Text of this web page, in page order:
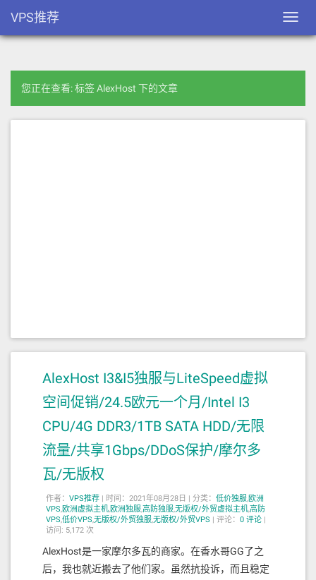
VPS推荐
您正在查看: 标签 AlexHost 下的文章
AlexHost I3&I5独服与LiteSpeed虚拟
空间促销/24.5欧元一个月/Intel I3
CPU/4G DDR3/1TB SATA HDD/无限
流量/共享1Gbps/DDoS保护/摩尔多
瓦/无版权
作者： VPS推荐 | 时间：2021年08月28日 | 分类： 低价独服,欧洲
VPS,欧洲虚拟主机,欧洲独服,高防独服,无版权/外贸虚拟主机,高防
VPS,低价VPS,无版权/外贸独服,无版权/外贸VPS | 评论： 0 评论 |
访问: 5,172 次
AlexHost是一家摩尔多瓦的商家。在香水哥GG了之
后，我也就近搬去了他们家。虽然抗投诉，而且稳定